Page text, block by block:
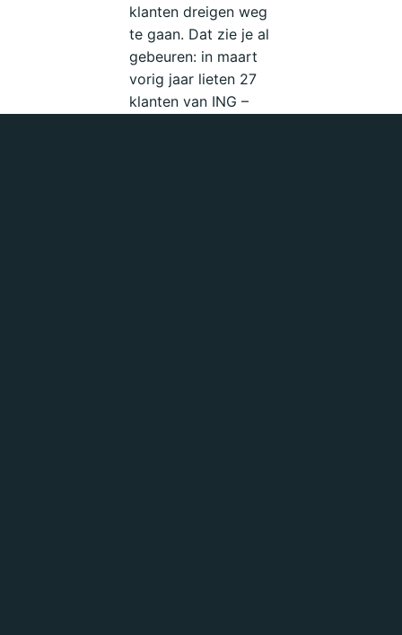
klanten dreigen weg
te gaan. Dat zie je al
gebeuren: in maart
vorig jaar lieten 27
klanten van ING –